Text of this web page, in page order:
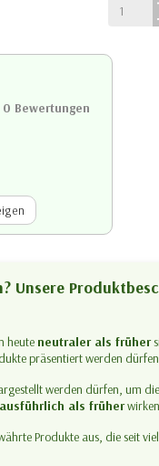
0 Bewertungen
heute neutraler als früher
präsentiert werden
werden dürfen, um
als früher
Produkte aus, die seit